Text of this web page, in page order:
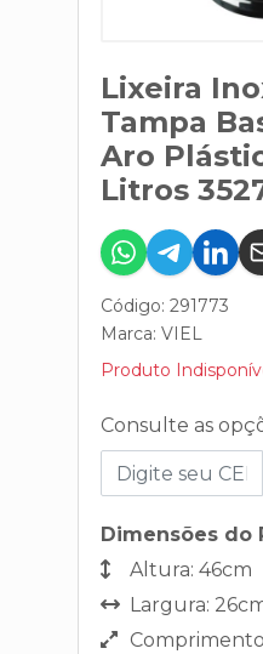
Lixeira
Tampa
Aro
Litros
Código: 291773
Marca: VIEL
Produto
Consulte as
Dimensões do
Altura: 46cm
Largura: